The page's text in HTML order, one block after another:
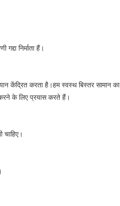
निर्माता हैं।
केंद्रित करता है।हम स्वस्थ बिस्तर सामान का
के लिए प्रयास करते हैं।
चाहिए।